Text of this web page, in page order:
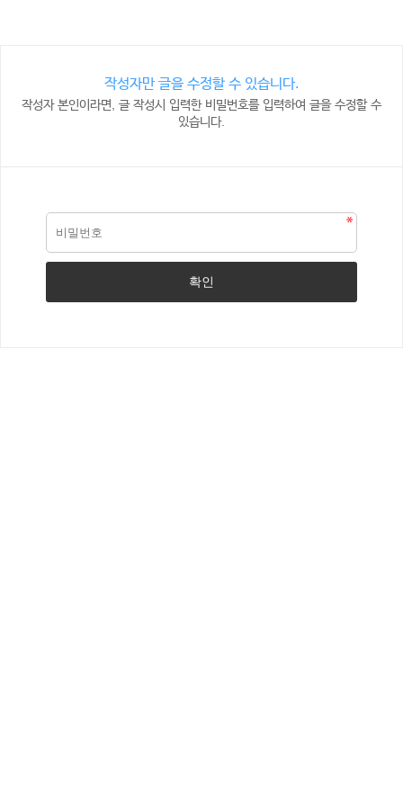
작성자만 글을 수정할 수 있습니다.
작성자 본인이라면, 글 작성시 입력한 비밀번호를 입력하여 글을 수정할 수
있습니다.